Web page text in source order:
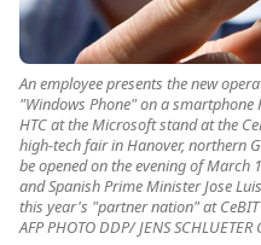
An employee presents the new
"Windows Phone" on a
HTC at the Microsoft stand at the
high-tech fair in Hanover, northern
be opened on the evening of March
and Spanish Prime Minister Jose
this year's "partner nation" at
AFP PHOTO DDP/ JENS SCHLUETER